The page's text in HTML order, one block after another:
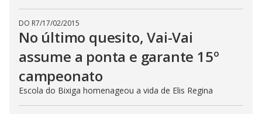
DO R7/17/02/2015
No último quesito, Vai-Vai
assume a ponta e garante 15º
campeonato
Escola do Bixiga homenageou a vida de Elis Regina